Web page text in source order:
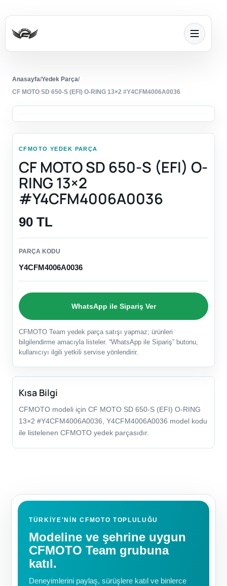
Anasayfa/Yedek Parça/
CF MOTO SD 650-S (EFI) O-RING 13×2 #Y4CFM4006A0036
CFMOTO YEDEK PARÇA
CF MOTO SD 650-S (EFI) O-
RING 13×2
#Y4CFM4006A0036
90 TL
PARÇA KODU
Y4CFM4006A0036
WhatsApp ile Sipariş Ver
CFMOTO Team yedek parça satışı yapmaz; ürünleri
bilgilendirme amacıyla listeler. “WhatsApp ile Sipariş” butonu,
kullanıcıyı ilgili yetkili servise yönlendirir.
Kısa Bilgi
CFMOTO modeli için CF MOTO SD 650-S (EFI) O-RING
13×2 #Y4CFM4006A0036, Y4CFM4006A0036 model kodu
ile listelenen CFMOTO yedek parçasıdır.
TÜRKIYE'NIN CFMOTO TOPLULUĞU
Modeline ve şehrine uygun
CFMOTO Team grubuna
katıl.
Deneyimlerini paylaş, sürüşlere katıl ve binlerce